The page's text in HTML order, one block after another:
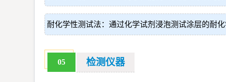
耐化学性测试法：通过化学试剂浸泡测试涂层的耐化
05 检测仪器